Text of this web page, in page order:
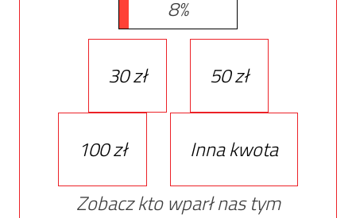
8%
30 zł 50 zł
100 zł
Inna kwota
Zobacz kto wparł nas tym